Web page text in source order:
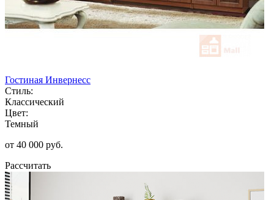
Гостиная Инвернесс
Стиль:
Классический
Цвет:
Темный
от 40 000 руб.
Рассчитать